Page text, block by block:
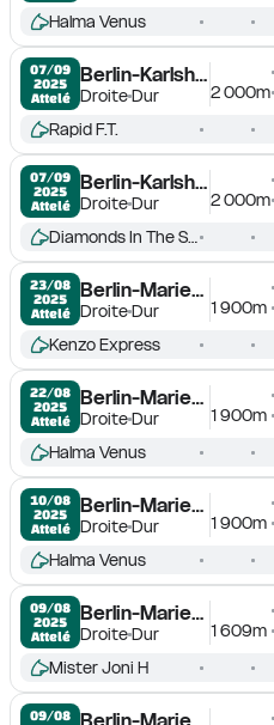
Halma Venus
07/09
2025
Attelé
Berlin-Karlshorst
DroiteDur
2 000m
Rapid F.T.
07/09
2025
Attelé
Berlin-Karlshorst
DroiteDur
2 000m
Diamonds In The Sky
23/08
2025
Attelé
Berlin-Mariendorf
DroiteDur
1 900m
Kenzo Express
22/08
2025
Attelé
Berlin-Mariendorf
DroiteDur
1 900m
Halma Venus
10/08
2025
Attelé
Berlin-Mariendorf
DroiteDur
1 900m
Halma Venus
09/08
2025
Attelé
Berlin-Mariendorf
DroiteDur
1 609m
Mister Joni H
09/08
Berlin-Mariendorf